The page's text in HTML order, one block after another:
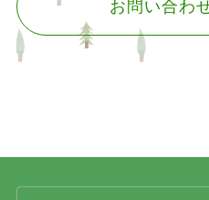
お問い合わ